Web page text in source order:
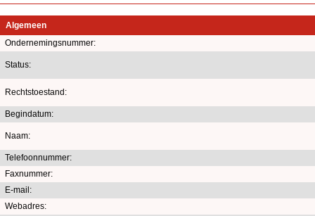
Algemeen
Ondernemingsnummer:
Status:
Rechtstoestand:
Begindatum:
Naam:
Telefoonnummer:
Faxnummer:
E-mail:
Webadres: